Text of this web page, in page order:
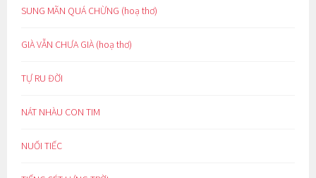
SUNG MÃN QUÁ CHỪNG (hoạ thơ)
GIÀ VẪN CHƯA GIÀ (hoạ thơ)
TỰ RU ĐỜI
NÁT NHÀU CON TIM
NUỐI TIẾC